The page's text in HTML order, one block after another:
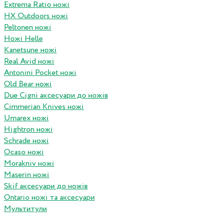
Extrema Ratio ножі
HX Outdoors ножі
Peltonen ножі
Ножі Helle
Kanetsune ножі
Real Avid ножі
Antonini Pocket ножі
Old Bear ножі
Due Cigni аксесуари до ножів
Cimmerian Knives ножі
Umarex ножі
Hightron ножі
Schrade ножі
Ocaso ножі
Morakniv ножі
Maserin ножі
Skif аксесуари до ножів
Ontario ножі та аксесуари
Мультитули